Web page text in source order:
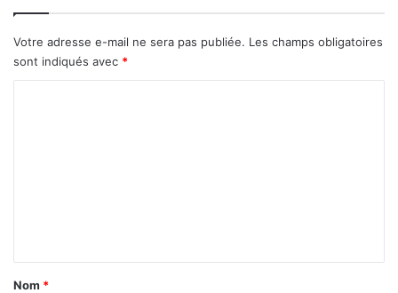
Votre adresse e-mail ne sera pas publiée. Les champs obligatoires
sont indiqués avec *
a
Nom *